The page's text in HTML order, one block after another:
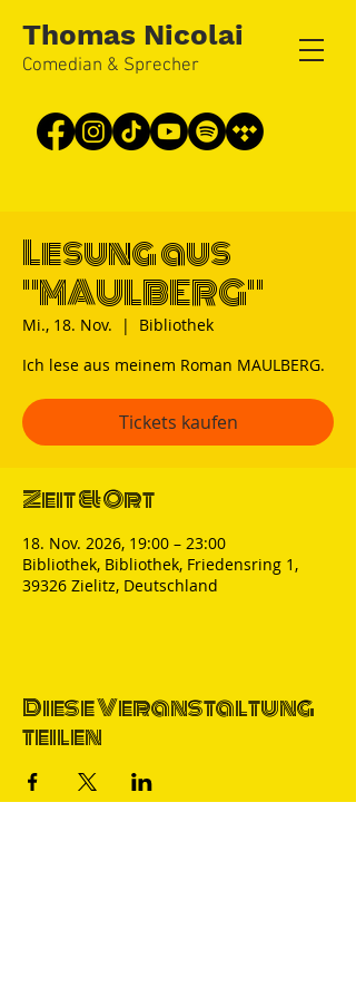
Thomas Nicolai
Comedian & Sprecher
Lesung aus
"MAULBERG"
Mi., 18. Nov.
  |
Bibliothek
Ich lese aus meinem Roman MAULBERG.
Tickets kaufen
Zeit & Ort
18. Nov. 2026, 19:00 – 23:00
Bibliothek, Bibliothek, Friedensring 1,
39326 Zielitz, Deutschland
Diese Veranstaltung
teilen